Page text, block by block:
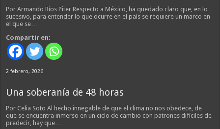
Por Armando Ríos Piter Respecto a México, ha quedado claro que, en lo
sucesivo, para entender lo que ocurre en el país se requiere un marco en
el que se…
Compartir en:
2 febrero, 2026
Una soberanía de 48 horas
Por Celia Soto Al hecho innegable de que el clima no nos obedece, de
que se encuentra inmerso en un ciclo de cambio con patrones difíciles de
predecir, hay que…